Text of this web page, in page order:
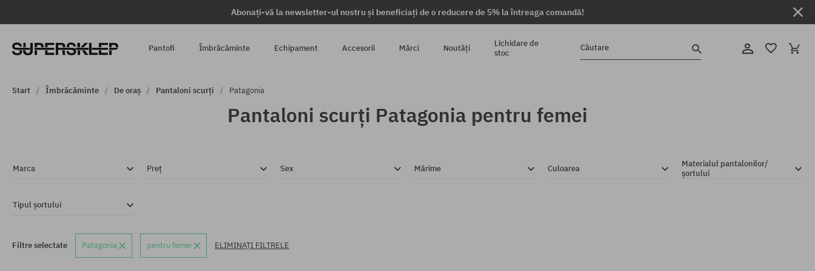
Abonați-vă la newsletter-ul nostru și beneficiați de o reducere de 5% la întreaga comandă!
Pantofi Îmbrăcăminte Echipament Accesorii Mărci Noutăți
Lichidare de
stoc
Căutare
Start Îmbrăcăminte De oraș Pantaloni scurți Patagonia
Pantaloni scurți Patagonia pentru femei
Marca Preț Sex Mărime Culoarea
Materialul pantalonilor/
șortului
Tipul șortului
Filtre selectate Patagonia pentru femei ELIMINAȚI FILTRELE